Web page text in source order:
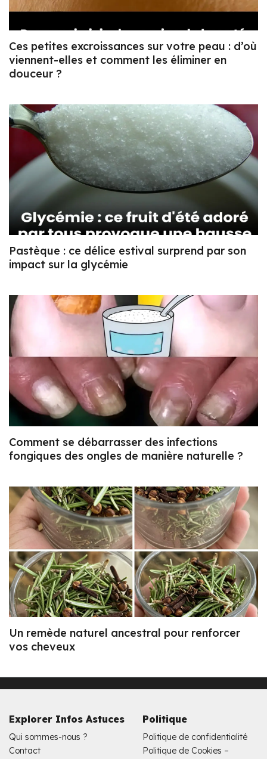
Ces petites excroissances sur votre peau : d’où
viennent-elles et comment les éliminer en
douceur ?
Pastèque : ce délice estival surprend par son
impact sur la glycémie
Comment se débarrasser des infections
fongiques des ongles de manière naturelle ?
Un remède naturel ancestral pour renforcer
vos cheveux
Explorer Infos Astuces
Qui sommes-nous ?
Contact
Politique
Politique de confidentialité
Politique de Cookies –